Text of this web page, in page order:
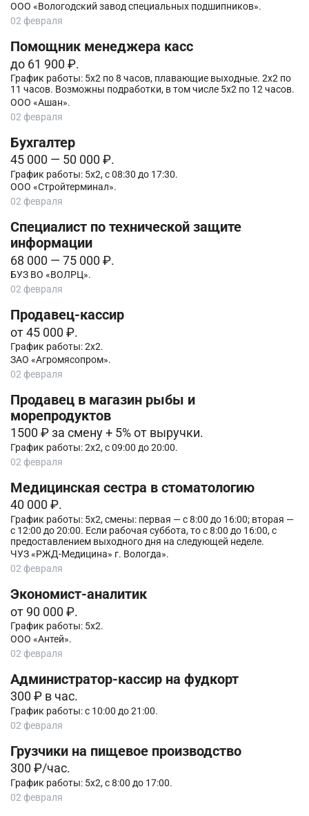
ООО «Вологодский завод специальных подшипников».
02 февраля
Помощник менеджера касс
до 61 900 ₽.
График работы: 5х2 по 8 часов, плавающие выходные. 2х2 по
11 часов. Возможны подработки, в том числе 5х2 по 12 часов.
ООО «Ашан».
02 февраля
Бухгалтер
45 000 — 50 000 ₽.
График работы: 5х2, с 08:30 до 17:30.
ООО «Стройтерминал».
02 февраля
Специалист по технической защите
информации
68 000 — 75 000 ₽.
БУЗ ВО «ВОЛРЦ».
02 февраля
Продавец-кассир
от 45 000 ₽.
График работы: 2х2.
ЗАО «Агромясопром».
02 февраля
Продавец в магазин рыбы и
морепродуктов
1500 ₽ за смену + 5% от выручки.
График работы: 2х2, с 09:00 до 20:00.
02 февраля
Медицинская сестра в стоматологию
40 000 ₽.
График работы: 5х2, смены: первая — с 8:00 до 16:00; вторая —
с 12:00 до 20:00. Если рабочая суббота, то с 8:00 до 16:00, с
предоставлением выходного дня на следующей неделе.
ЧУЗ «РЖД-Медицина» г. Вологда».
02 февраля
Экономист-аналитик
от 90 000 ₽.
График работы: 5х2.
ООО «Антей».
02 февраля
Администратор-кассир на фудкорт
300 ₽ в час.
График работы: с 10:00 до 21:00.
02 февраля
Грузчики на пищевое производство
300 ₽/час.
График работы: 5х2, с 8:00 до 17:00.
02 февраля